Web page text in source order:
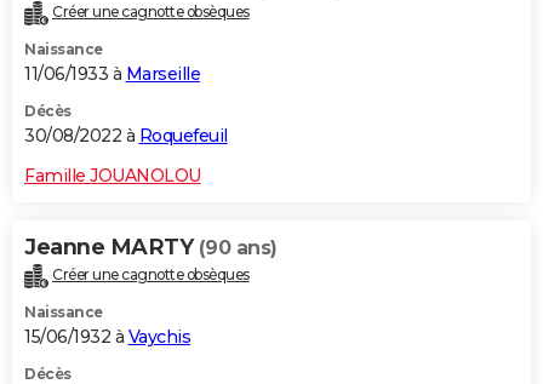
Créer une cagnotte obsèques
Naissance
11/06/1933 à Marseille
Décès
30/08/2022 à Roquefeuil
Famille JOUANOLOU
Jeanne MARTY (90 ans)
Créer une cagnotte obsèques
Naissance
15/06/1932 à Vaychis
Décès